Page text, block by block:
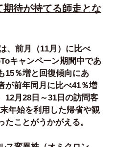
待が持てる師走とな
、前月（11月）に比べ
キャンペーン期間中であ
15％増と回復傾向にあ
が前年同月に比べ41％増
12月28日～31日の訪問客
年始を利用した帰省や観
ことがうかがえる。